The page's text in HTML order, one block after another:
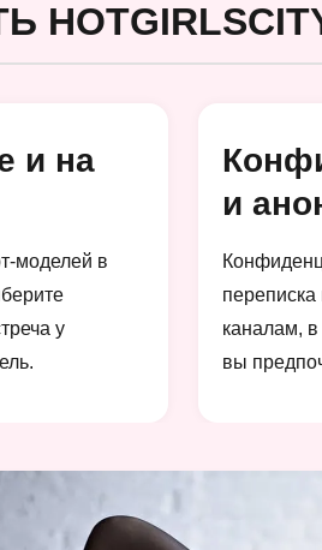
и на
моделей в
у
и
каналам,
вы